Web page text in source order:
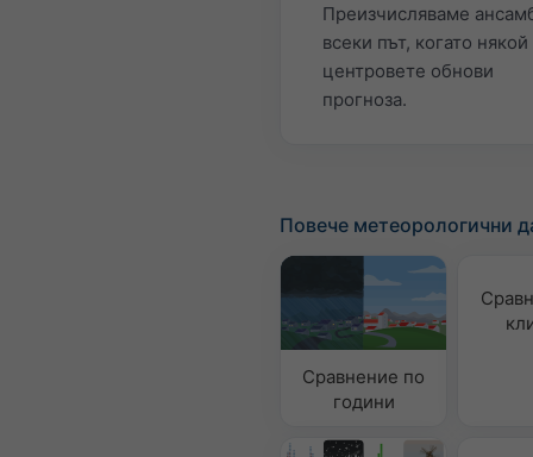
Преизчисляваме
всеки път, когато някой
центровете обнови
прогноза.
Повече метеорологични
Сравнение по
години